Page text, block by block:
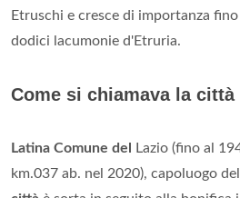
Etruschi e cresce di importanza
dodici lacumonie d'Etruria.
Come si chiamava la
Latina Comune del
Lazio (fino al
km.037 ab. nel 2020), capoluogo